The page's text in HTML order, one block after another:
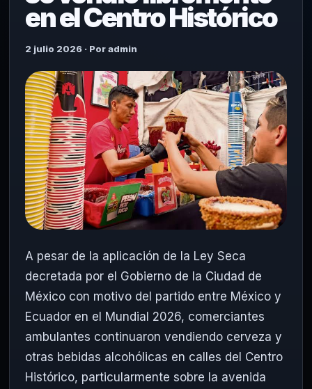
en el Centro Histórico
2 julio 2026 · Por admin
A pesar de la aplicación de la Ley Seca
decretada por el Gobierno de la Ciudad de
México con motivo del partido entre México y
Ecuador en el Mundial 2026, comerciantes
ambulantes continuaron vendiendo cerveza y
otras bebidas alcohólicas en calles del Centro
Histórico, particularmente sobre la avenida